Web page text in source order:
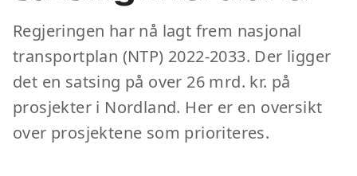
Regjeringen har nå lagt frem nasjonal
transportplan (NTP) 2022-2033. Der ligger
det en satsing på over 26 mrd. kr. på
prosjekter i Nordland. Her er en oversikt
over prosjektene som prioriteres.